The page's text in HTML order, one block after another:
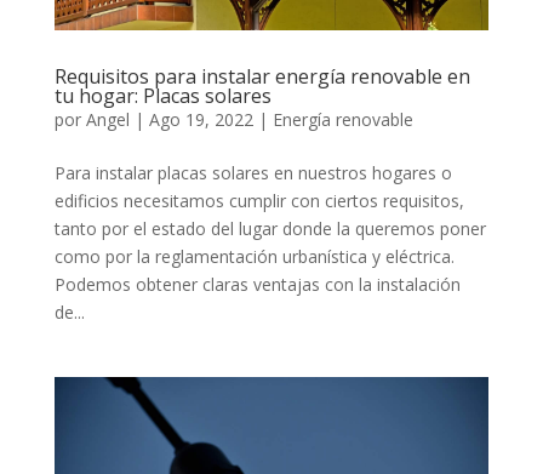
Requisitos para instalar energía renovable en
tu hogar: Placas solares
por Angel | Ago 19, 2022| Energía renovable
Para instalar placas solares en nuestros hogares o
edificios necesitamos cumplir con ciertos requisitos,
tanto por el estado del lugar donde la queremos poner
como por la reglamentación urbanística y eléctrica.
Podemos obtener claras ventajas con la instalación
de...